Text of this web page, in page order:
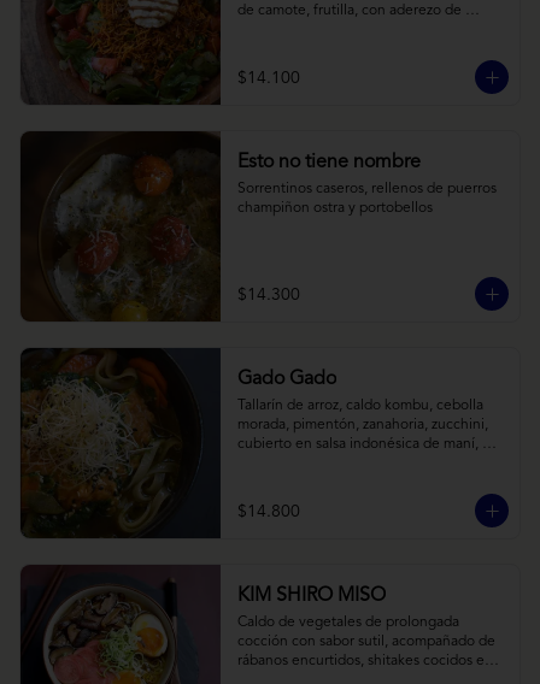
de camote, frutilla, con aderezo de
$14.100
Esto no tiene nombre
Sorrentinos caseros, rellenos de puerros
champiñon ostra y portobellos
$14.300
Gado Gado
Tallarín de arroz, caldo kombu, cebolla
morada, pimentón, zanahoria, zucchini,
cubierto en salsa indonésica de maní,
$14.800
KIM SHIRO MISO
Caldo de vegetales de prolongada
cocción con sabor sutil, acompañado de
rábanos encurtidos, shitakes cocidos en